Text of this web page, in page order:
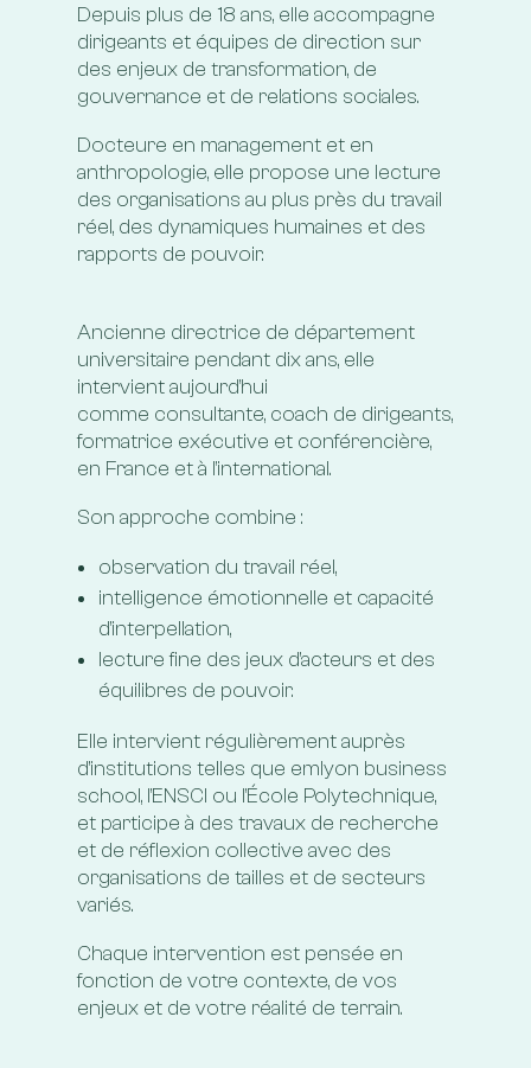
Depuis plus de 18 ans, elle accompagne
dirigeants et équipes de direction sur
des enjeux de transformation, de
gouvernance et de relations sociales.
Docteure en management et en
anthropologie, elle propose une lecture
des organisations au plus près du travail
réel, des dynamiques humaines et des
rapports de pouvoir.
Ancienne directrice de département
universitaire pendant dix ans, elle
intervient aujourd’hui
comme consultante, coach de dirigeants,
formatrice exécutive et conférencière,
en France et à l’international.
Son approche combine :
observation du travail réel,
intelligence émotionnelle et capacité
d’interpellation,
lecture fine des jeux d’acteurs et des
équilibres de pouvoir.
Elle intervient régulièrement auprès
d’institutions telles que emlyon business
school, l’ENSCI ou l’École Polytechnique,
et participe à des travaux de recherche
et de réflexion collective avec des
organisations de tailles et de secteurs
variés.
Chaque intervention est pensée en
fonction de votre contexte, de vos
enjeux et de votre réalité de terrain.